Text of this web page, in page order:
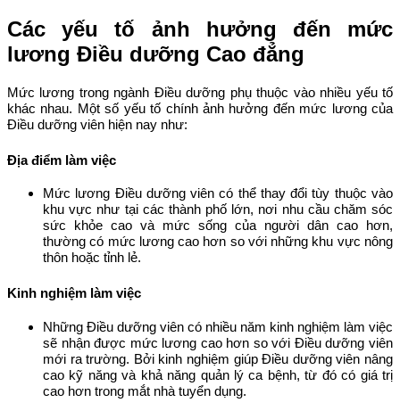
Các yếu tố ảnh hưởng đến mức
lương Điều dưỡng Cao đẳng
Mức lương trong ngành Điều dưỡng phụ thuộc vào nhiều yếu tố
khác nhau. Một số yếu tố chính ảnh hưởng đến mức lương của
Điều dưỡng viên hiện nay như:
Địa điểm làm việc
Mức lương Điều dưỡng viên có thể thay đổi tùy thuộc vào
khu vực như tại các thành phố lớn, nơi nhu cầu chăm sóc
sức khỏe cao và mức sống của người dân cao hơn,
thường có mức lương cao hơn so với những khu vực nông
thôn hoặc tỉnh lẻ.
Kinh nghiệm làm việc
Những Điều dưỡng viên có nhiều năm kinh nghiệm làm việc
sẽ nhận được mức lương cao hơn so với Điều dưỡng viên
mới ra trường. Bởi kinh nghiệm giúp Điều dưỡng viên nâng
cao kỹ năng và khả năng quản lý ca bệnh, từ đó có giá trị
cao hơn trong mắt nhà tuyển dụng.